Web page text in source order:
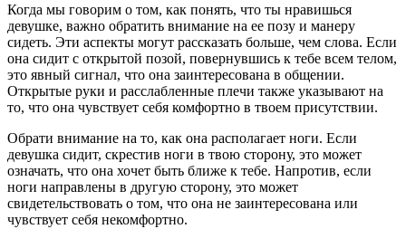
Когда мы говорим о том, как понять, что ты нравишься
девушке, важно обратить внимание на ее позу и манеру
сидеть. Эти аспекты могут рассказать больше, чем слова. Если
она сидит с открытой позой, повернувшись к тебе всем телом,
это явный сигнал, что она заинтересована в общении.
Открытые руки и расслабленные плечи также указывают на
то, что она чувствует себя комфортно в твоем присутствии.
Обрати внимание на то, как она располагает ноги. Если
девушка сидит, скрестив ноги в твою сторону, это может
означать, что она хочет быть ближе к тебе. Напротив, если
ноги направлены в другую сторону, это может
свидетельствовать о том, что она не заинтересована или
чувствует себя некомфортно.